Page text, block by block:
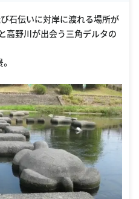
石伝いに対岸に渡れる場所が
高野川が出会う三角デルタの